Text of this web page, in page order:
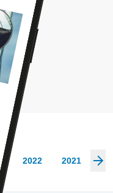
2022 2021